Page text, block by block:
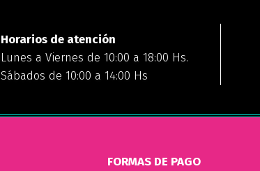
Horarios de atención
Lunes a Viernes de 10:00 a 18:00 Hs.
Sábados de 10:00 a 14:00 Hs
FORMAS DE PAGO